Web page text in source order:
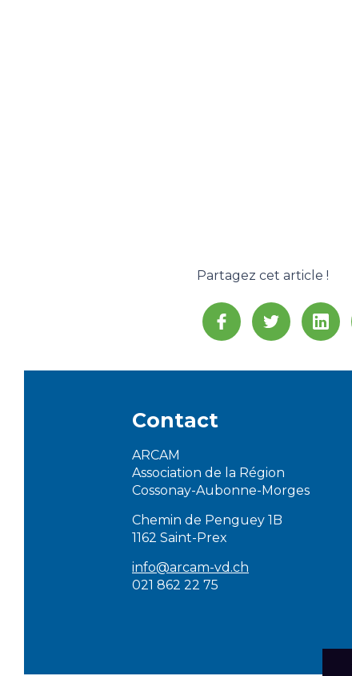
Partagez cet article !
Contact
ARCAM
Association de la Région
Cossonay-Aubonne-Morges
Chemin de Penguey 1B
1162 Saint-Prex
info@arcam-vd.ch
021 862 22 75